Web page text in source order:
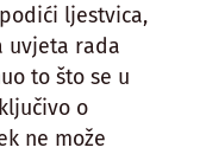
ljestvica,
uvjeta rada
to što se u
o
ne može